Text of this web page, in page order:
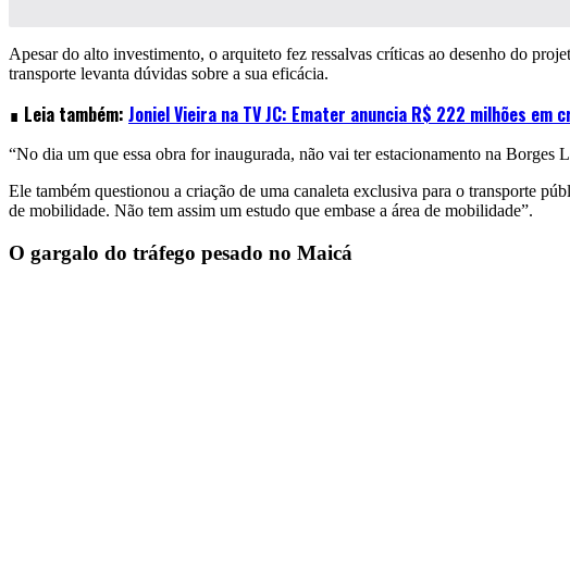
Apesar do alto investimento, o arquiteto fez ressalvas críticas ao desenho do
transporte levanta dúvidas sobre a sua eficácia.
∎ Leia também: Joniel Vieira na TV JC: Emater anuncia R$ 222 milhões
“No dia um que essa obra for inaugurada, não vai ter estacionamento na
Ele também questionou a criação de uma canaleta exclusiva para o transporte
de mobilidade. Não tem assim um estudo que embase a área de mobilidade”.
O gargalo do tráfego pesado no Maicá